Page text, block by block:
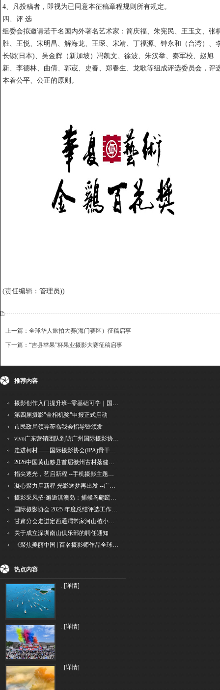
4、凡投稿者，即视为已同意本征稿章程规则所有规定。
四、评 选
组委会拟邀请若干名国内外著名艺术家：简庆福、朱宪民、王玉文、张
胜、王悦、宋明昌、解海龙、王琛、宋靖、丁福源、钟永和（台湾）、
长锁(日本)、吴金辉（新加坡）冯凯文、徐波、朱汉举、秦军校、赵旭
新、李德林、曲倩、郭宬、史春、郑春生、龙歌等组成评选委员会，评
本着公平、公正的原则。
(责任编辑：管理员))
上一篇：全球华人旅拍大赛(海门赛区）征稿启事
下一篇：“吉县苹果”杯果业摄影大赛征稿启事
收藏 挑错 推荐 打印
推荐内容
摄影创作入门提升班--零基础可学｜国际评委授课｜手机·相机均可｜AI工具｜摄影比赛指
第四届摄影"金相机奖"申报正式启动
市民政局领导莅临我会指导暨颁发
vivo广东营销团队到访广州国际摄影协会 共商合作事宜
走进柯村——国际摄影协会(IPA)骨干采风安徽行之6
2026中国黄山黟县首届徽州古村落健康跑圆满举行
指尖逐光，艺启新程 --手机摄影主题讲座在市老年干部大学圆满落幕
凝心聚力启新程 光影逐梦再出发 --广州国际摄影协会2026年首次会长秘书长会议召开
摄影采风招·邂逅淇澳岛：捕候鸟翩跹，寻古村烟火，追海上霞光
国际摄影协会 2025 年度总结评选工作的通知
甘肃分会走进定西通渭常家河山楂小镇旅游景区开展"红果满枝迎丰岁·山楂小镇庆佳节"为主
关于成立深圳南山俱乐部的聘任通知
《聚焦美丽中国 | 百名摄影师作品全球巡回展》（晋中）开幕新闻通稿
热点内容
..[详情]
..[详情]
..[详情]